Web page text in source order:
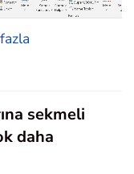
sekmeli
daha